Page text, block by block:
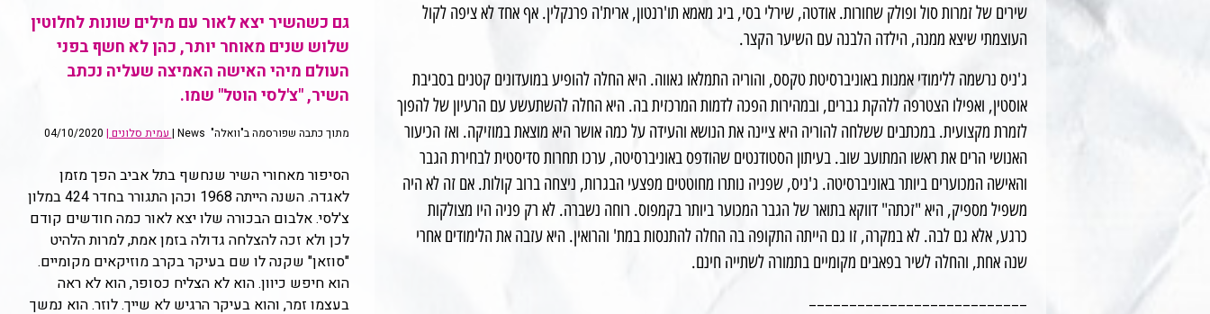
שירים של זמרות סול ופולק שחורות. אודטה, שירלי בסי, ביג מאמא תו'רנטון, ארית'ה פרנקלין. אף אחד לא ציפה לקול
העוצמתי שיצא ממנה, הילדה הלבנה עם השיער הקצר.
ג'ניס נרשמה ללימודי אמנות באוניברסיטת טקסס, והוריה התמלאו גאווה. היא החלה להופיע במועדונים קטנים בסביבת
אוסטין, ואפילו הצטרפה ללהקת גברים, ובמהירות הפכה לדמות המרכזית בה. היא החלה להשתעשע עם הרעיון של להפוך
לזמרת מקצועית. במכתבים ששלחה להוריה היא ציינה את הנושא והעידה על כמה אושר היא מוצאת במוזיקה. ואז הכיעור
האנושי הרים את ראשו המתועב שוב. בעיתון הסטודנטים שהודפס באוניברסיטה, ערכו תחרות סדיסטית לבחירת הגבר
והאישה המכוערים ביותר באוניברסיטה. ג'ניס, שפניה נותרו מחוטטים מפצעי הבגרות, ניצחה ברוב קולות. אם זה לא היה
משפיל מספיק, היא "זכתה" דווקא בתואר של הגבר המכוער ביותר בקמפוס. רוחה נשברה. לא רק פניה היו מצולקות
כרגע, אלא גם לבה. לא במקרה, זו גם הייתה התקופה בה החלה להתנסות במת' והרואין. היא עזבה את הלימודים אחרי
שנה אחת, והחלה לשיר בפאבים מקומיים בתמורה לשתייה חינם.
___________________________
גם כשהשיר יצא לאור עם מילים שונות לחלוטין
שלוש שנים מאוחר יותר, כהן לא חשף בפני
העולם מיהי האישה האמיצה שעליה נכתב
השיר, "צ'לסי הוטל" שמו.
מתוך כתבה שפורסמה ב"וואלה" News | עמית סלונים |
הסיפור מאחורי השיר שנחשף בתל אביב הפך מזמן
לאגדה. השנה הייתה 1968 וכהן התגורר בחדר 424 במלון
צ'לסי. אלבום הבכורה שלו יצא לאור כמה חודשים קודם
לכן ולא זכה להצלחה גדולה בזמן אמת, למרות הלהיט
"סוזאן" שקנה לו שם בעיקר בקרב מוזיקאים מקומיים.
הוא חיפש כיוון. הוא לא הצליח כסופר, הוא לא ראה
בעצמו זמר, והוא בעיקר הרגיש לא שייך. לוזר. הוא נמשך